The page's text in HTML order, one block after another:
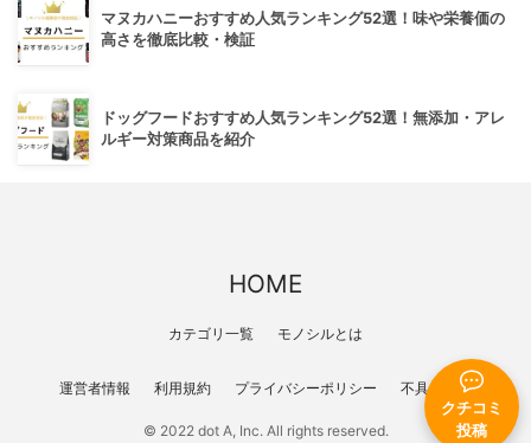
クチコミ
投稿
マヌカハニーおすすめ人気ランキング52選！味や栄養価の
高さを徹底比較・検証
ドッグフードおすすめ人気ランキング52選！無添加・アレ
ルギー対策商品を紹介
HOME
カテゴリ一覧 モノシルとは
運営者情報 利用規約 プライバシーポリシー 不具合報告
© 2022 dot A, Inc. All rights reserved.